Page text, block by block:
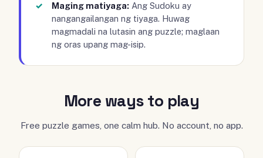
Maging matiyaga: Ang Sudoku ay
nangangailangan ng tiyaga. Huwag
magmadali na lutasin ang puzzle; maglaan
ng oras upang mag-isip.
More ways to play
Free puzzle games, one calm hub. No account, no app.